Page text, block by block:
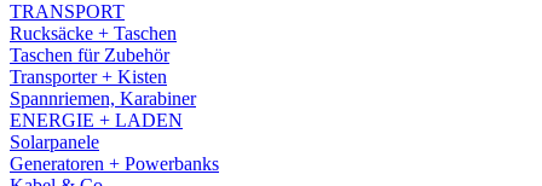
TRANSPORT
Rucksäcke + Taschen
Taschen für Zubehör
Transporter + Kisten
Spannriemen, Karabiner
ENERGIE + LADEN
Solarpanele
Generatoren + Powerbanks